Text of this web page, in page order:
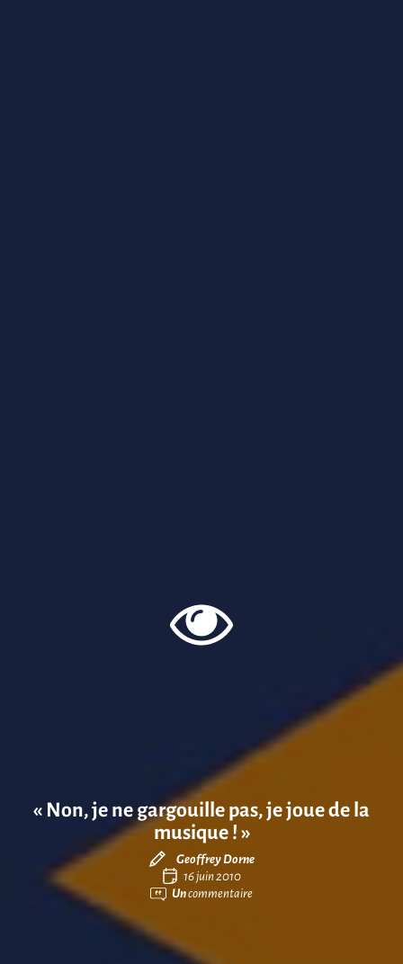
« Non, je ne gargouille pas, je joue de la
musique ! »
Geoffrey Dorne
16 juin 2010
Uncommentaire